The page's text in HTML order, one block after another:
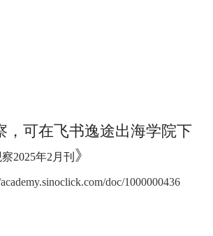
，可在飞书逸途出海学院下
2025年2月刊 》
doc/1000000436